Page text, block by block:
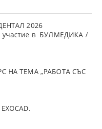
2026
в БУЛМЕДИКА /
НА ТЕМА „РАБОТА СЪС